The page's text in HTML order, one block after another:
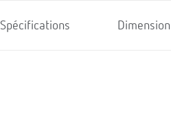
Spécifications Dimension